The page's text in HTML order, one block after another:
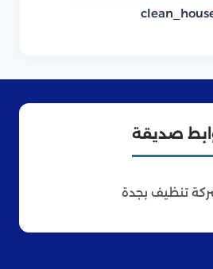
صديقة
تنظيف بجدة